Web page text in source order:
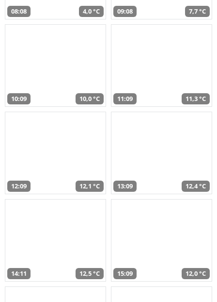
08:08 4,0 °C 09:08 7,7 °C
10:09 10,0 °C 11:09 11,3 °C
12:09 12,1 °C 13:09 12,4 °C
14:11 12,5 °C 15:09 12,0 °C